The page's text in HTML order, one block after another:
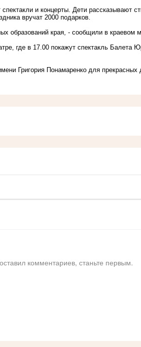
и концерты. Дети рассказывают
вручат 2000 подарков.
образований края, - сообщили в краевом
где в 17.00 покажут спектакль Балета
Григория Понамаренко для прекрасных
комментариев, станьте первым.